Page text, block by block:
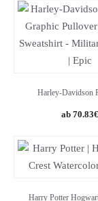
Harley-Davidson
70.83€
Harry Potter